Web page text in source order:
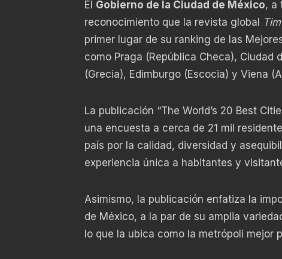
El Gobierno de la Ciudad de México, a
reconocimiento que la revista global
primer lugar de su ranking de las
como Praga (República Checa), Ciudad
(Grecia), Edimburgo (Escocia) y Viena
La publicación “The World’s 20 Best
una encuesta a cerca de 21 mil
país por la calidad, diversidad y
experiencia única a habitantes y
Asimismo, la publicación enfatiza la
de México, a la par de su amplia
lo que la ubica como la metrópoli mejor